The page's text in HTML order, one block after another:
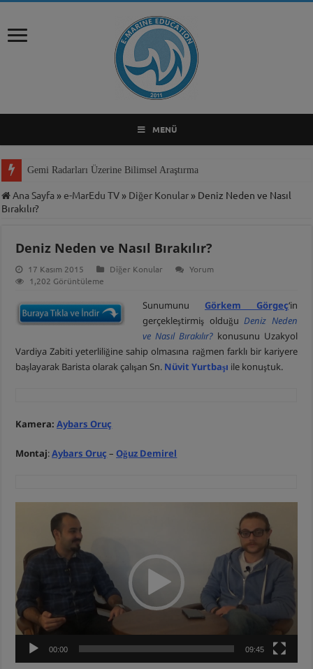
MENÜ
Gemi Radarları Üzerine Bilimsel Araştırma
Ana Sayfa »e-MarEdu TV » Diğer Konular » Deniz Neden ve Nasıl
Bırakılır?
Deniz Neden ve Nasıl Bırakılır?
17 Kasım 2015 Diğer Konular
Yorum
1,202 Görüntüleme
Sunumunu Görkem Görgeç‘in
gerçekleştirmiş olduğuDeniz Neden
ve Nasıl Bırakılır? konusunu Uzakyol
Vardiya Zabiti yeterliliğine sahip olmasına rağmen farklı bir kariyere
başlayarak Barista olarak çalışan Sn. Nüvit Yurtbaşı ile konuştuk.
Kamera:Aybars Oruç
Montaj:Aybars Oruç – Oğuz Demirel
00:00 09:45